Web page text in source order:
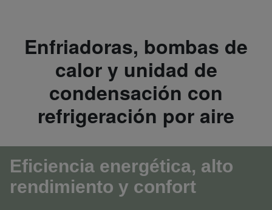
Enfriadoras, bombas de
calor y unidad de
condensación con
refrigeración por aire
Eficiencia energética, alto
rendimiento y confort